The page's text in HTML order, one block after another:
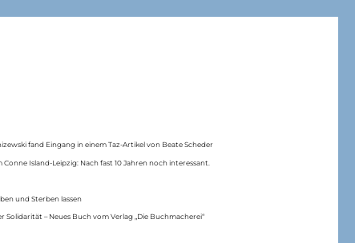
fand Eingang in einem Taz-Artikel von Beate Scheder
Island-Leipzig: Nach fast 10 Jahren noch interessant.
und Sterben lassen
Solidarität – Neues Buch vom Verlag „Die Buchmacherei“